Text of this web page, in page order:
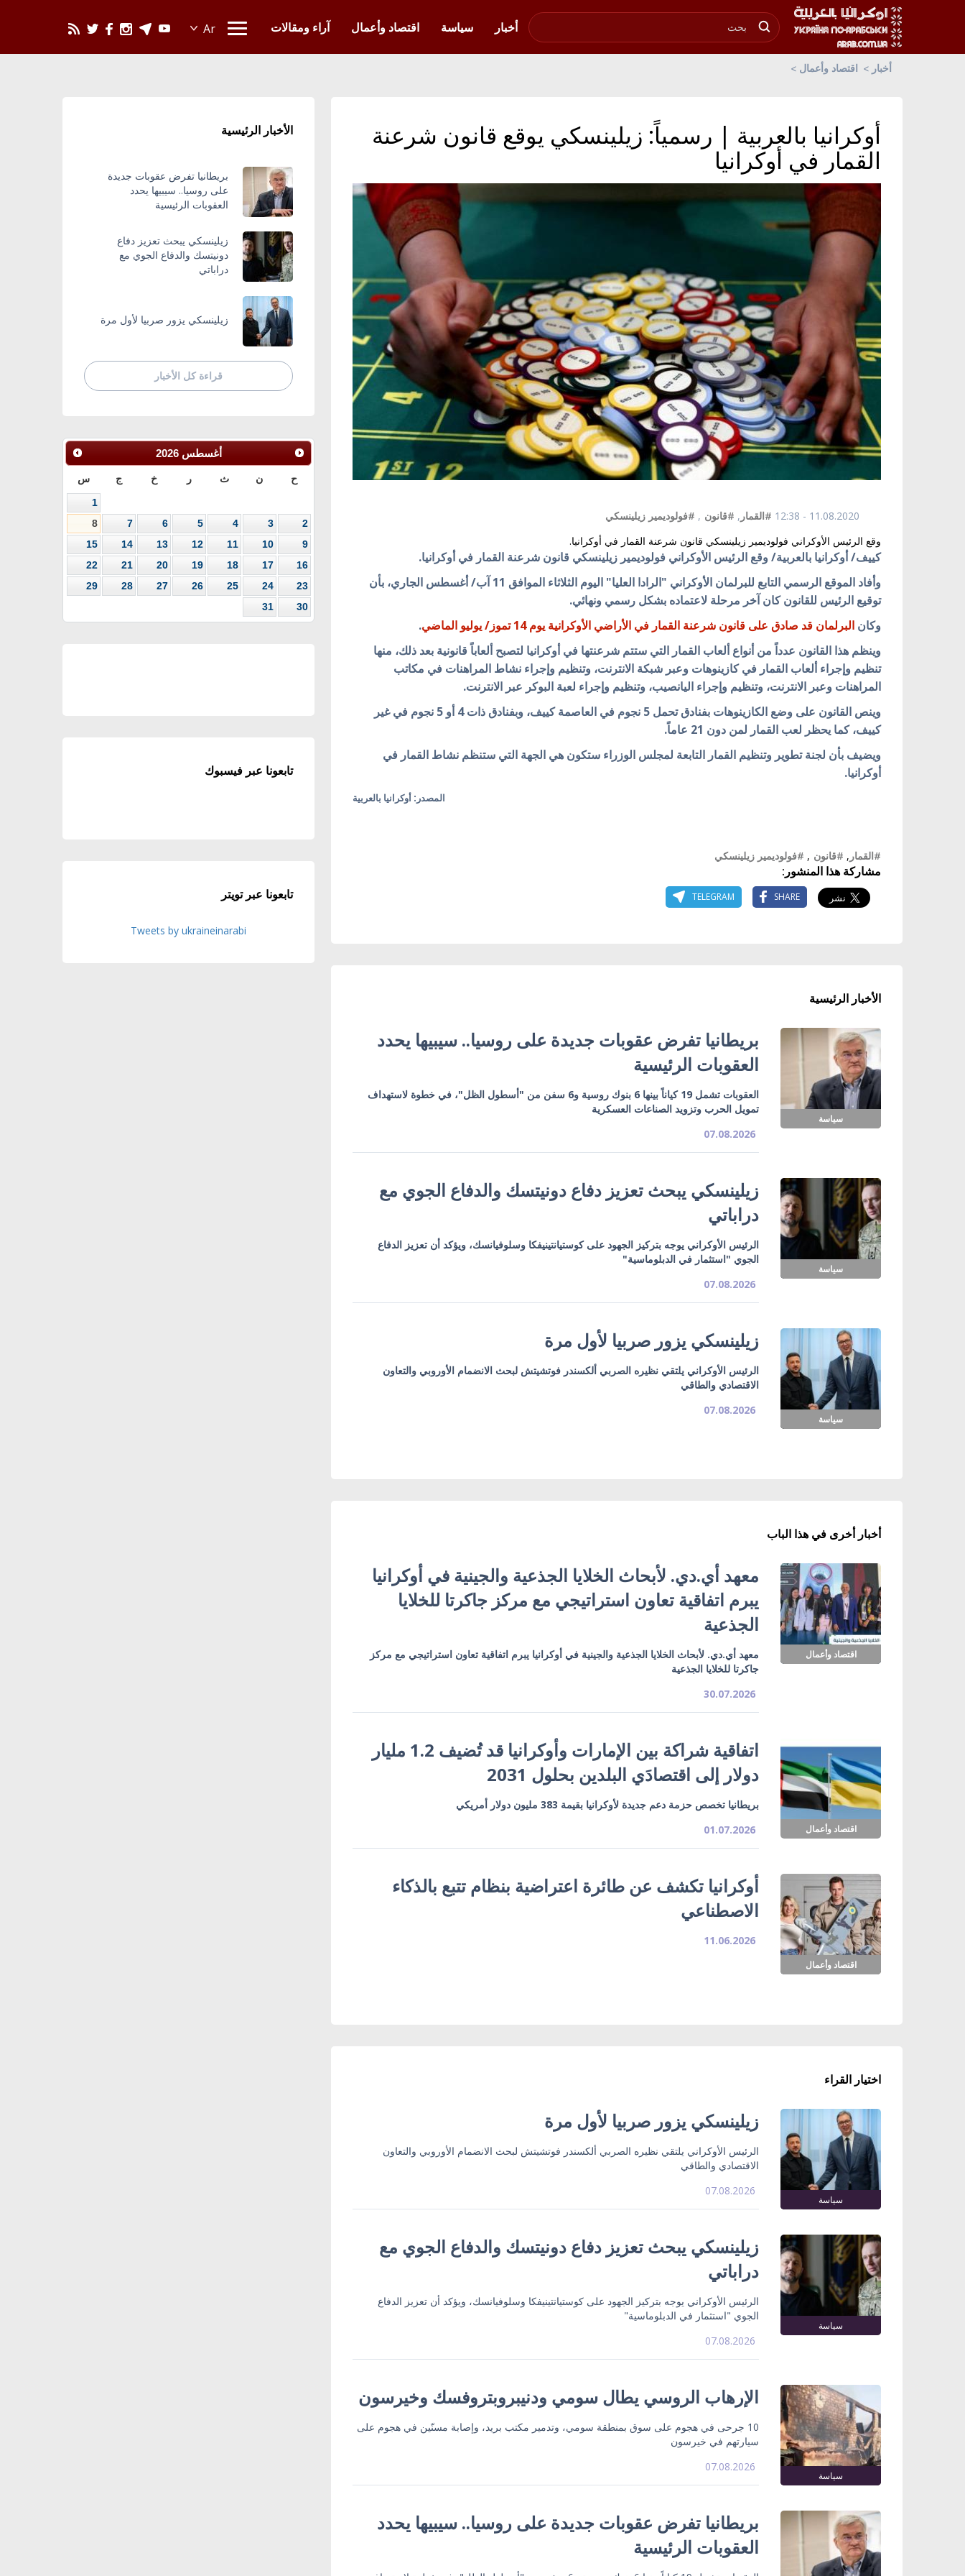
أخبار
سياسة اقتصاد وأعمال آراء ومقالات
أخبار اقتصاد وأعمال
أوكرانيا بالعربية | رسمياً: زيلينسكي يوقع قانون شرعنة
القمار في أوكرانيا
11.08.2020 - 12:38 #القمار , #قانون , #فولوديمير زيلينسكي
وقع الرئيس الأوكراني فولوديمير زيلينسكي قانون شرعنة القمار في أوكرانيا.
كييف/ أوكرانيا بالعربية/ وقع الرئيس الأوكراني فولوديمير زيلينسكي قانون شرعنة القمار في أوكرانيا.
وأفاد الموقع الرسمي التابع للبرلمان الأوكراني "الرادا العليا" اليوم الثلاثاء الموافق 11 آب/ أغسطس الجاري، بأن
توقيع الرئيس للقانون كان آخر مرحلة لاعتماده بشكل رسمي ونهائي.
وكان البرلمان قد صادق على قانون شرعنة القمار في الأراضي الأوكرانية يوم 14 تموز/ يوليو الماضي
.
وينظم هذا القانون عدداً من أنواع ألعاب القمار التي ستتم شرعنتها في أوكرانيا لتصبح ألعاباً قانونية بعد ذلك، منها
تنظيم وإجراء ألعاب القمار في كازينوهات وعبر شبكة الانترنت، وتنظيم وإجراء نشاط المراهنات في مكاتب
المراهنات وعبر الانترنت، وتنظيم وإجراء اليانصيب، وتنظيم وإجراء لعبة البوكر عبر الانترنت.
وينص القانون على وضع الكازينوهات بفنادق تحمل 5 نجوم في العاصمة كييف، وبفنادق ذات 4 أو 5 نجوم في غير
كييف، كما يحظر لعب القمار لمن دون 21 عاماً.
ويضيف بأن لجنة تطوير وتنظيم القمار التابعة لمجلس الوزراء ستكون هي الجهة التي ستنظم نشاط القمار في
أوكرانيا.
المصدر: أوكرانيا بالعربية
#القمار , #قانون , #فولوديمير زيلينسكي
مشاركة هذا المنشور:
SHARE
TELEGRAM
الأخبار الرئيسية
سياسة
بريطانيا تفرض عقوبات جديدة على روسيا.. سيبيها يحدد
العقوبات الرئيسية
العقوبات تشمل 19 كياناً بينها 6 بنوك روسية و6 سفن من "أسطول الظل"، في خطوة لاستهداف
تمويل الحرب وتزويد الصناعات العسكرية
07.08.2026
سياسة
زيلينسكي يبحث تعزيز دفاع دونيتسك والدفاع الجوي مع
دراباتي
الرئيس الأوكراني يوجه بتركيز الجهود على كوستيانتينيفكا وسلوفيانسك، ويؤكد أن تعزيز الدفاع
الجوي "استثمار في الدبلوماسية"
07.08.2026
سياسة
زيلينسكي يزور صربيا لأول مرة
الرئيس الأوكراني يلتقي نظيره الصربي ألكسندر فوتشيتش لبحث الانضمام الأوروبي والتعاون
الاقتصادي والطاقي
07.08.2026
أخبار أخرى في هذا الباب
اقتصاد وأعمال
معهد أي.دي. لأبحاث الخلايا الجذعية والجينية في أوكرانيا
يبرم اتفاقية تعاون استراتيجي مع مركز جاكرتا للخلايا
الجذعية
معهد أي.دي. لأبحاث الخلايا الجذعية والجينية في أوكرانيا يبرم اتفاقية تعاون استراتيجي مع مركز
جاكرتا للخلايا الجذعية
30.07.2026
اقتصاد وأعمال
اتفاقية شراكة بين الإمارات وأوكرانيا قد تُضيف 1.2 مليار
دولار إلى اقتصادَي البلدين بحلول 2031
بريطانيا تخصص حزمة دعم جديدة لأوكرانيا بقيمة 383 مليون دولار أمريكي
01.07.2026
اقتصاد وأعمال
أوكرانيا تكشف عن طائرة اعتراضية بنظام تتبع بالذكاء
الاصطناعي
11.06.2026
اختيار القراء
سياسة
زيلينسكي يزور صربيا لأول مرة
الرئيس الأوكراني يلتقي نظيره الصربي ألكسندر فوتشيتش لبحث الانضمام الأوروبي والتعاون
الاقتصادي والطاقي
07.08.2026
سياسة
زيلينسكي يبحث تعزيز دفاع دونيتسك والدفاع الجوي مع
دراباتي
الرئيس الأوكراني يوجه بتركيز الجهود على كوستيانتينيفكا وسلوفيانسك، ويؤكد أن تعزيز الدفاع
الجوي "استثمار في الدبلوماسية"
07.08.2026
سياسة
الإرهاب الروسي يطال سومي ودنيبروبتروفسك وخيرسون
10 جرحى في هجوم على سوق بمنطقة سومي، وتدمير مكتب بريد، وإصابة مسنّين في هجوم على
سيارتهم في خيرسون
07.08.2026
بريطانيا تفرض عقوبات جديدة على روسيا.. سيبيها يحدد
العقوبات الرئيسية
الأخبار الرئيسية
بريطانيا تفرض عقوبات جديدة
على روسيا.. سيبيها يحدد
العقوبات الرئيسية
زيلينسكي يبحث تعزيز دفاع
دونيتسك والدفاع الجوي مع
دراباتي
زيلينسكي يزور صربيا لأول مرة
قراءة كل الأخبار
أغسطس 2026
ح ن ث ر خ ج س
1
2
3
4
5
6
7
8
9
10
11
12
13
14
15
16
17
18
19
20
21
22
23
24
25
26
27
28
29
30
31
تابعونا عبر فيسبوك
تابعونا عبر تويتر
Tweets by ukraineinarabi